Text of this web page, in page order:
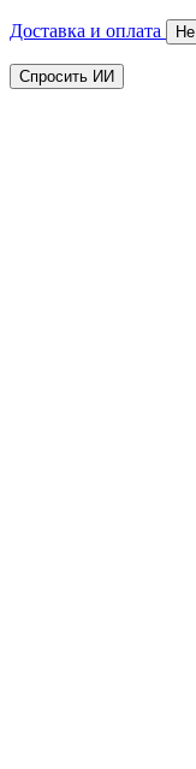
Доставка и оплата
Спросить ИИ